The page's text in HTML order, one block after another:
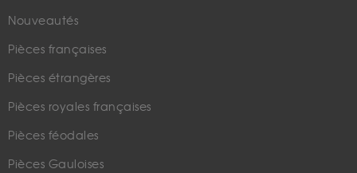
Nouveautés
Pièces françaises
Pièces étrangères
Pièces royales françaises
Pièces féodales
Pièces Gauloises